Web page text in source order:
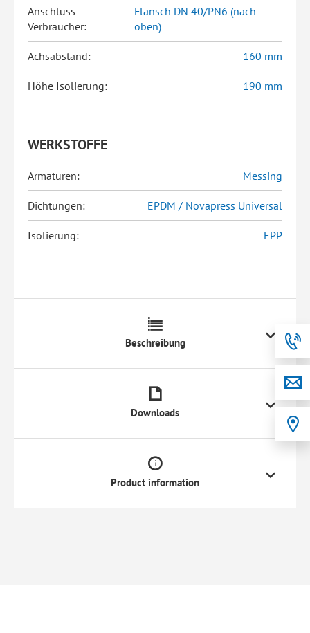
Anschluss
Verbraucher:
Flansch DN 40/PN6 (nach
oben)
Achsabstand: 160 mm
Höhe Isolierung: 190 mm
WERKSTOFFE
Armaturen: Messing
Dichtungen: EPDM / Novapress Universal
Isolierung: EPP
Beschreibung
Downloads
Product information